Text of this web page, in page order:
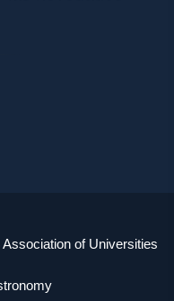
of Universities